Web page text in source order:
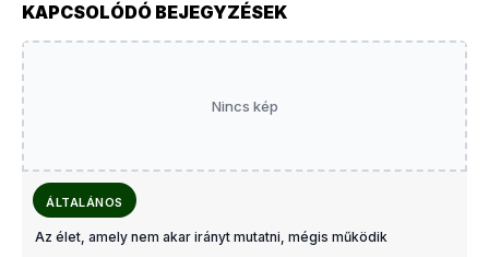
KAPCSOLÓDÓ BEJEGYZÉSEK
Nincs kép
ÁLTALÁNOS
Az élet, amely nem akar irányt mutatni, mégis működik